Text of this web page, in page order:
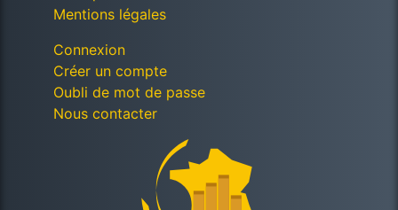
Mentions légales
Connexion
Créer un compte
Oubli de mot de passe
Nous contacter